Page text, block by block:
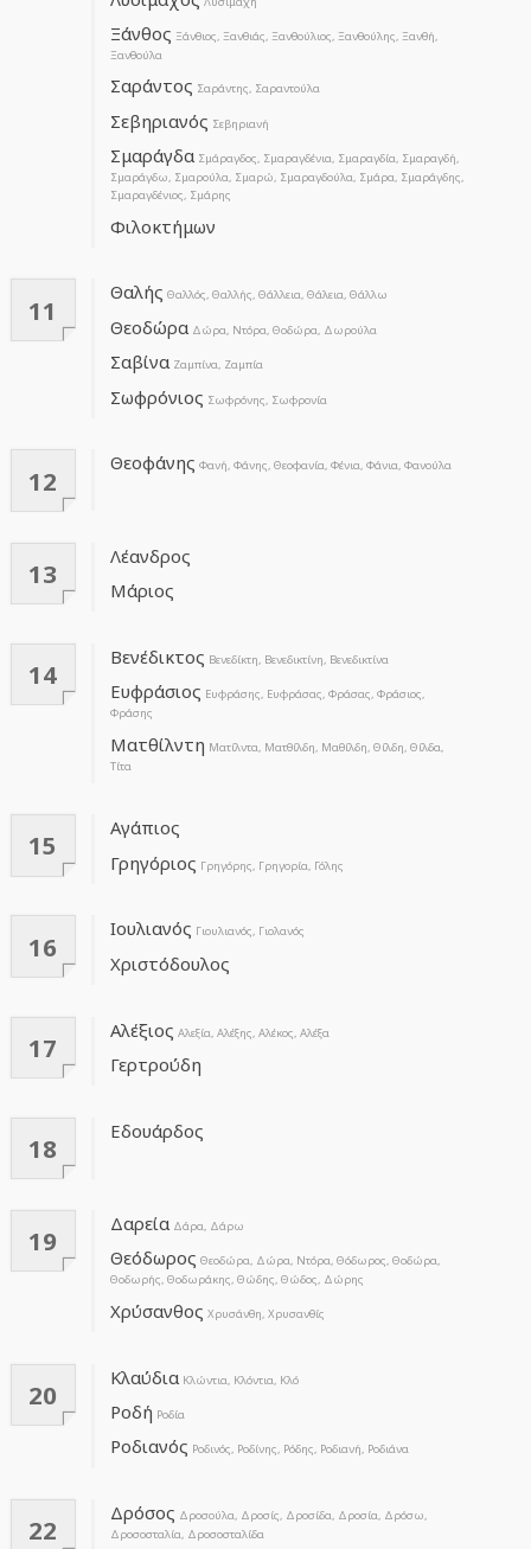
Ξάνθος Ξάνθιος, Ξανθιάς, Ξανθούλιος, Ξανθούλης, Ξανθή,
Ξανθούλα
Σαράντος Σαράντης, Σαραντούλα
Σεβηριανός Σεβηριανή
Σμαράγδα Σμάραγδος, Σμαραγδένια, Σμαραγδία, Σμαραγδή,
Σμαράγδω, Σμαρούλα, Σμαρώ, Σμαραγδούλα, Σμάρα, Σμαράγδης,
Σμαραγδένιος, Σμάρης
Φιλοκτήμων
11
Θαλής Θαλλός, Θαλλής, Θάλλεια, Θάλεια, Θάλλω
Θεοδώρα Δώρα, Ντόρα, Θοδώρα, Δωρούλα
Σαβίνα Ζαμπίνα, Ζαμπία
Σωφρόνιος Σωφρόνης, Σωφρονία
12
Θεοφάνης Φανή, Φάνης, Θεοφανία, Φένια, Φάνια, Φανούλα
13
Λέανδρος
Μάριος
14
Βενέδικτος Βενεδίκτη, Βενεδικτίνη, Βενεδικτίνα
Ευφράσιος Ευφράσης, Ευφράσας, Φράσας, Φράσιος,
Φράσης
Ματθίλντη Ματίλντα, Ματθίλδη, Μαθίλδη, Θίλδη, Θίλδα,
Τίτα
15
Αγάπιος
Γρηγόριος Γρηγόρης, Γρηγορία, Γόλης
16
Ιουλιανός Γιουλιανός, Γιολανός
Χριστόδουλος
17
Αλέξιος Αλεξία, Αλέξης, Αλέκος, Αλέξα
Γερτρούδη
18
Εδουάρδος
19
Δαρεία Δάρα, Δάρω
Θεόδωρος Θεοδώρα, Δώρα, Ντόρα, Θόδωρος, Θοδώρα,
Θοδωρής, Θοδωράκης, Θώδης, Θώδος, Δώρης
Χρύσανθος Χρυσάνθη, Χρυσανθίς
20
Κλαύδια Κλώντια, Κλόντια, Κλό
Ροδή Ροδία
Ροδιανός Ροδινός, Ροδίνης, Ρόδης, Ροδιανή, Ροδιάνα
22
Δρόσος Δροσούλα, Δροσίς, Δροσίδα, Δροσία, Δρόσω,
Δροσοσταλία, Δροσοσταλίδα